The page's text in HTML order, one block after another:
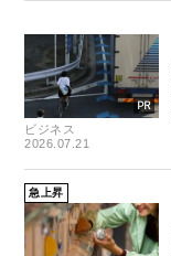
ビジネス
2026.07.21
急上昇